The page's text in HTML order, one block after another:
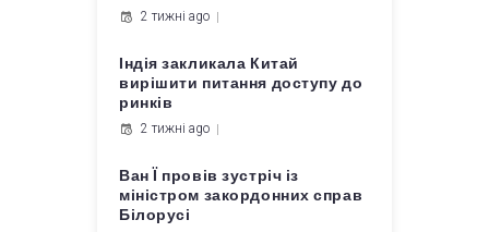
2 тижні ago
Індія закликала Китай
вирішити питання доступу до
ринків
2 тижні ago
Ван Ї провів зустріч із
міністром закордонних справ
Білорусі